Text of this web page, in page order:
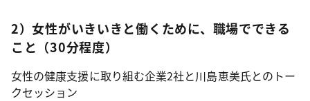
2）女性がいきいきと働くために、職場でできる
こと（30分程度）
女性の健康支援に取り組む企業2社と川島恵美氏とのトー
クセッション